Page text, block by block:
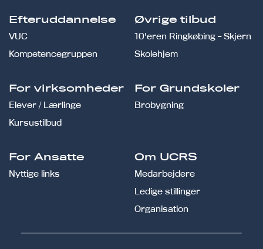
Efteruddannelse
VUC
Kompetencegruppen
Øvrige tilbud
10'eren Ringkøbing - Skjern
Skolehjem
For virksomheder
Elever / Lærlinge
Kursustilbud
For Grundskoler
Brobygning
For Ansatte
Nyttige links
Om UCRS
Medarbejdere
Ledige stillinger
Organisation